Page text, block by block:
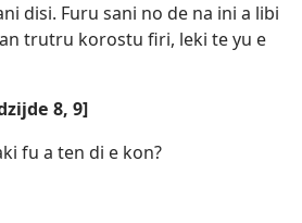
disi. Furu sani no de na ini a libi
trutru korostu firi, leki te yu e
8, 9]
fu a ten di e kon?